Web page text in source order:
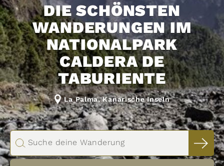
DIE SCHÖNSTEN
WANDERUNGEN IM
NATIONALPARK
CALDERA DE
TABURIENTE
La Palma, Kanarische Inseln
Suche deine Wanderung
Raster
Distanz km
Höhenmeter
Höhenmeter
Schwierigkeit
leicht
moderat
schwer
Eigenschaften
schwindelfrei
trittsicher
vorwiegend Pfade
leicht zu folgen
gute Grundkondition